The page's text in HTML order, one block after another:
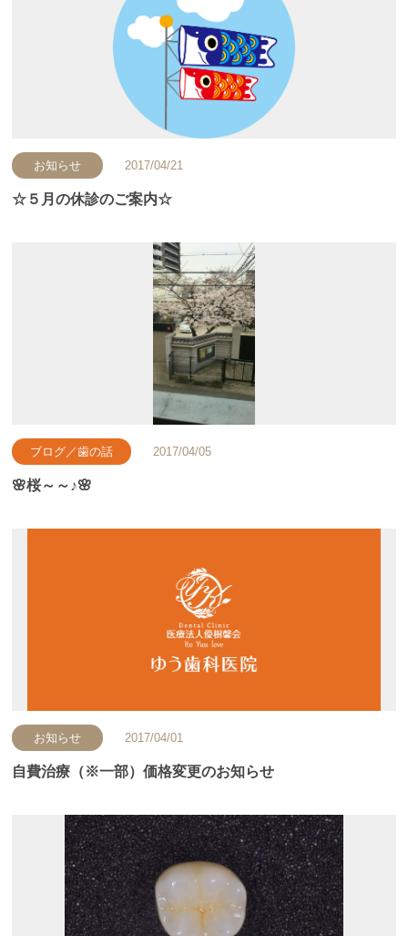
お知らせ 2017/04/21
☆５月の休診のご案内☆
ブログ／歯の話 2017/04/05
🌸桜～～♪🌸
お知らせ 2017/04/01
自費治療（※一部）価格変更のお知らせ